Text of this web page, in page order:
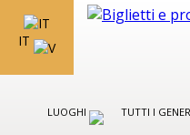
IT
LUOGHI TUTTI I